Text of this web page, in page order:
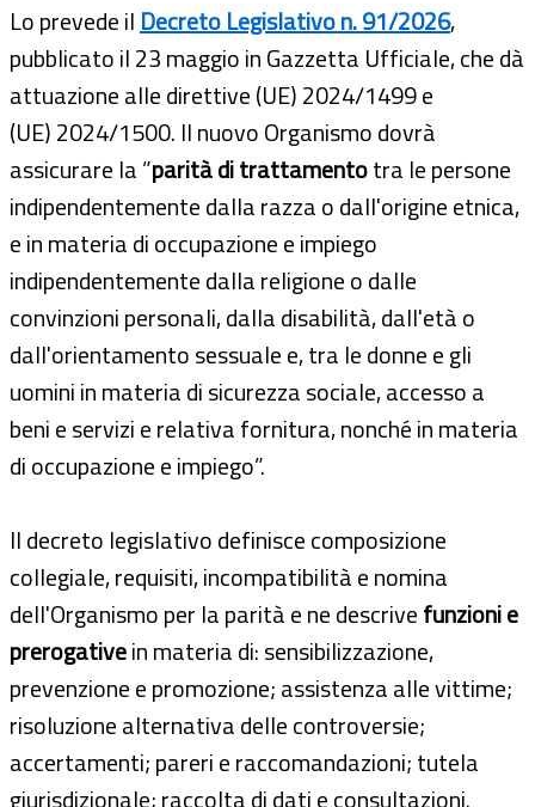
Lo prevede il Decreto Legislativo n. 91/2026,
pubblicato il 23 maggio in Gazzetta Ufficiale, che dà
attuazione alle direttive (UE) 2024/1499 e
(UE) 2024/1500. Il nuovo Organismo dovrà
assicurare la ”parità di trattamentotra le persone
indipendentemente dalla razza o dall'origine etnica,
e in materia di occupazione e impiego
indipendentemente dalla religione o dalle
convinzioni personali, dalla disabilità, dall'età o
dall'orientamento sessuale e, tra le donne e gli
uomini in materia di sicurezza sociale, accesso a
beni e servizi e relativa fornitura, nonché in materia
di occupazione e impiego”.
Il decreto legislativo definisce composizione
collegiale, requisiti, incompatibilità e nomina
dell'Organismo per la parità e ne descrivefunzioni e
prerogativein materia di: sensibilizzazione,
prevenzione e promozione; assistenza alle vittime;
risoluzione alternativa delle controversie;
accertamenti; pareri e raccomandazioni; tutela
giurisdizionale; raccolta di dati e consultazioni.